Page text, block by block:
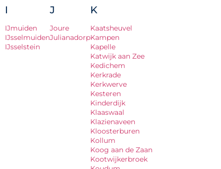
I
IJmuiden
IJsselmuiden
IJsselstein
J
Joure
Julianadorp
K
Kaatsheuvel
Kampen
Kapelle
Katwijk aan Zee
Kedichem
Kerkrade
Kerkwerve
Kesteren
Kinderdijk
Klaaswaal
Klazienaveen
Kloosterburen
Kollum
Koog aan de Zaan
Kootwijkerbroek